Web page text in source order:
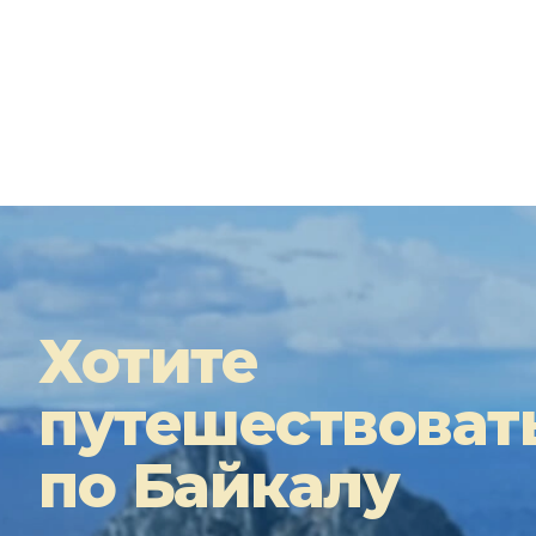
Хотите
по Байкалу